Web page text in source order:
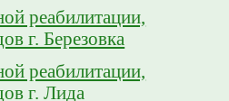
реабилитации,
г. Березовка
реабилитации,
г. Лида